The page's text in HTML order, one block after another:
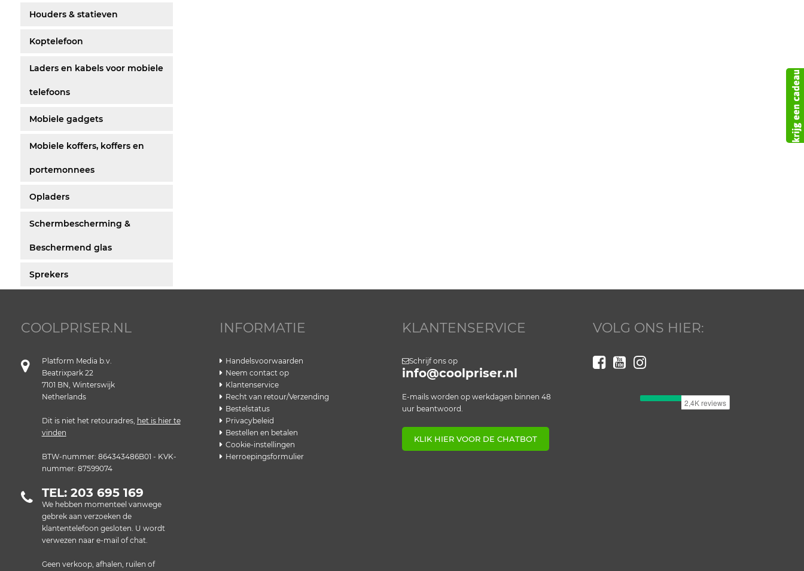
Houders & statieven
Koptelefoon
Laders en kabels voor mobiele
telefoons
Mobiele gadgets
Mobiele koffers, koffers en
portemonnees
Opladers
Schermbescherming &
Beschermend glas
Sprekers
COOLPRISER.NL
Platform Media b.v.
Beatrixpark 22
7101 BN, Winterswijk
Netherlands
Dit is niet het retouradres, het is hier te
vinden
BTW-nummer: 864343486B01 - KVK-
nummer: 87599074
TEL: 203 695 169
We hebben momenteel vanwege
gebrek aan verzoeken de
klantentelefoon gesloten. U wordt
verwezen naar e-mail of chat.
Geen verkoop, afhalen, ruilen of
INFORMATIE
Handelsvoorwaarden
Neem contact op
Klantenservice
Recht van retour/Verzending
Bestelstatus
Privacybeleid
Bestellen en betalen
Cookie-instellingen
Herroepingsformulier
KLANTENSERVICE
Schrijf ons op
info@coolpriser.nl
E-mails worden op werkdagen binnen 48
uur beantwoord.
KLIK HIER VOOR DE CHATBOT
VOLG ONS HIER: